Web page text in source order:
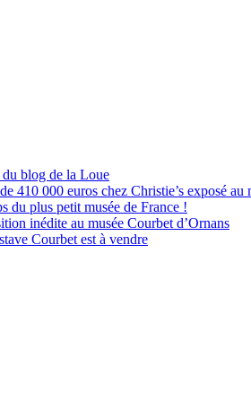
du blog de la Loue
410 000 euros chez Christie’s exposé au
du plus petit musée de France !
inédite au musée Courbet d’Ornans
Courbet est à vendre